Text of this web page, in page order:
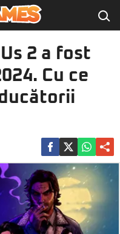
2 a fost
Cu ce